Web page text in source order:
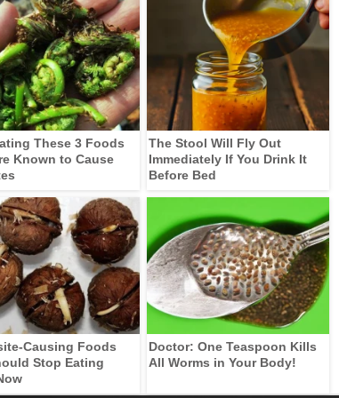
These 3 Foods
Known to Cause
The Stool Will Fly Out
Immediately If You Drink It
Before Bed
Causing Foods
Stop Eating
Doctor: One Teaspoon Kills
All Worms in Your Body!